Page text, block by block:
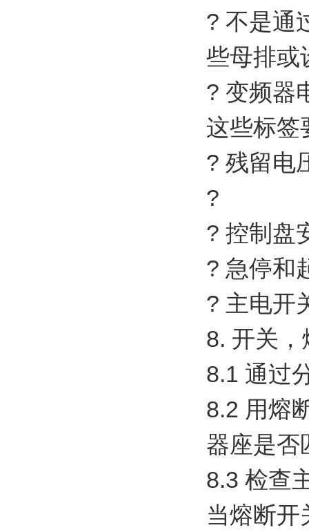
? 不是通
些母排或
? 变频器
这些标签
? 残留电
?
? 控制盘
? 急停和
? 主电开
8. 开关
8.1 通过
8.2 用熔
器座是否
8.3 检查
当熔断开